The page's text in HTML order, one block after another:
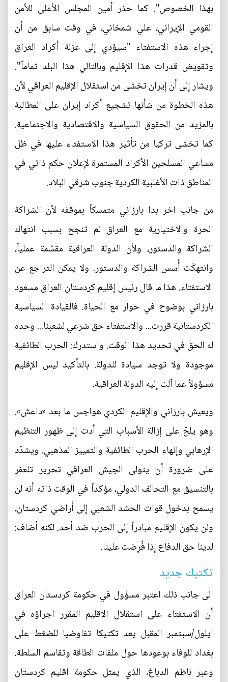
بهذا الخصوص". كما حذر أمين المجلس الأعلى للأمن
القومي الإيراني، علي شمخاني، في وقت سابق من أن
إجراء هذه الاستفتاء "سيؤدي إلى عزلة أكراد العراق
وتقويض قدرات هذا الإقليم وبالتالي هذا البلد تماماً".
ويشار إلى أن إيران تخشى من استقلال الإقليم العراقي لأن
هذه الخطوة من شأنها تشجيع أكراد إيران على المطالبة
بالمزيد من الحقوق السياسية والاقتصادية والاجتماعية.
كما تخشى تركيا من تأثير هذا الاستفتاء عليها في ظل
مساعي المسلحين الأكراد المستمرة لإعلان حكم ذاتي في
المناطق ذات الأغلبية الكردية جنوب شرقي البلاد.
من جانب اخر بدا بارزاني متمسكاً بموقفه لأن الشراكة
الحرة والاختيارية مع العراق لم تنجح بسبب انتهاك
الشراكة والدستور، ولأن الدولة العراقية مقسّمة عملياً،
وانتهكَت أُسس الشراكة والدستور. ولا يمكن التراجع عن
الاستفتاء. هذا ما قال رئيس إقليم كردستان العراق مسعود
بارزاني بوضوح في حوار مع الحياة. فالقيادة السياسية
الكردستانية قررت... والاستفتاء حق شرعي لشعبنا... وحده
له الحق في تحديد هذا الوقت. واستدرك: الحرب الطائفية
موجودة ولا توجد سيادة للدولة. بالتأكيد ليس الإقليم
مسؤولاً عما آلت إليه الدولة العراقية.
ويعيش بارزاني والإقليم الكردي هواجس ما بعد «داعش».
وهو يلحّ على إزالة الأسباب التي أدت إلى ظهور التنظيم
الإرهابي وإنهاء الحرب الطائفية والتمييز المذهبي. ويشدّد
على ضرورة أن يتولى الجيش العراقي تحرير تلعفر
بالتنسيق مع التحالف الدولي، مؤكداً في الوقت ذاته أنه لن
يسمح بدخول قوات الحشد الشعبي إلى أراضي كردستان،
ولن يكون الإقليم مبادراً إلى الحرب ضد أحد. لكنه أضاف:
لدينا حق الدفاع إذا فُرِضت علينا.
تكتيك جديد
الى جانب ذلك اعتبر مسؤول في حكومة كردستان العراق
أن الاستفتاء على استقلال الاقليم المقرر اجراؤه في
ايلول/سبتمبر المقبل يعد تكتيكا تفاوضيا للضغط على
بغداد للوفاء بوعودها حول ملفات الطاقة وتقاسم السلطة.
وعبر ناظم الدباغ، الذي يمثل حكومة اقليم كردستان